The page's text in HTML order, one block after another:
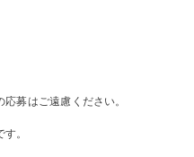
募はご遠慮ください。
。